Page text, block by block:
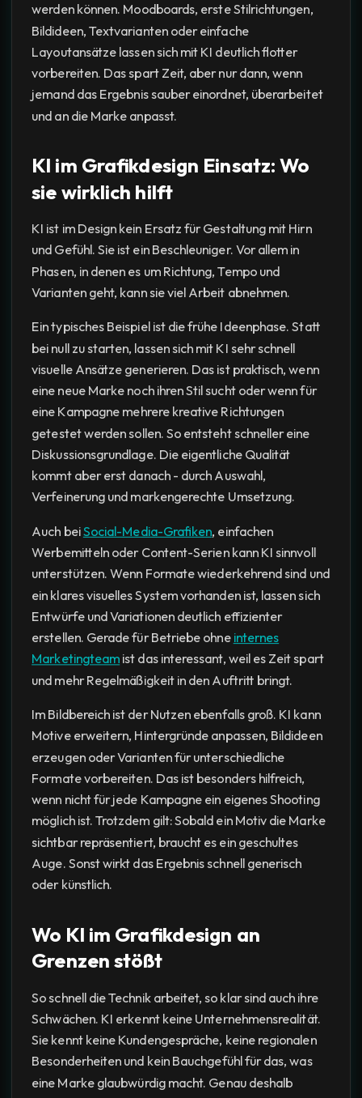
werden können. Moodboards, erste Stilrichtungen,
Bildideen, Textvarianten oder einfache
Layoutansätze lassen sich mit KI deutlich flotter
vorbereiten. Das spart Zeit, aber nur dann, wenn
jemand das Ergebnis sauber einordnet, überarbeitet
und an die Marke anpasst.
KI im Grafikdesign Einsatz: Wo
sie wirklich hilft
KI ist im Design kein Ersatz für Gestaltung mit Hirn
und Gefühl. Sie ist ein Beschleuniger. Vor allem in
Phasen, in denen es um Richtung, Tempo und
Varianten geht, kann sie viel Arbeit abnehmen.
Ein typisches Beispiel ist die frühe Ideenphase. Statt
bei null zu starten, lassen sich mit KI sehr schnell
visuelle Ansätze generieren. Das ist praktisch, wenn
eine neue Marke noch ihren Stil sucht oder wenn für
eine Kampagne mehrere kreative Richtungen
getestet werden sollen. So entsteht schneller eine
Diskussionsgrundlage. Die eigentliche Qualität
kommt aber erst danach - durch Auswahl,
Verfeinerung und markengerechte Umsetzung.
Auch beiSocial-Media-Grafiken, einfachen
Werbemitteln oder Content-Serien kann KI sinnvoll
unterstützen. Wenn Formate wiederkehrend sind und
ein klares visuelles System vorhanden ist, lassen sich
Entwürfe und Variationen deutlich effizienter
erstellen. Gerade für Betriebe ohneinternes
Marketingteamist das interessant, weil es Zeit spart
und mehr Regelmäßigkeit in den Auftritt bringt.
Im Bildbereich ist der Nutzen ebenfalls groß. KI kann
Motive erweitern, Hintergründe anpassen, Bildideen
erzeugen oder Varianten für unterschiedliche
Formate vorbereiten. Das ist besonders hilfreich,
wenn nicht für jede Kampagne ein eigenes Shooting
möglich ist. Trotzdem gilt: Sobald ein Motiv die Marke
sichtbar repräsentiert, braucht es ein geschultes
Auge. Sonst wirkt das Ergebnis schnell generisch
oder künstlich.
Wo KI im Grafikdesign an
Grenzen stößt
So schnell die Technik arbeitet, so klar sind auch ihre
Schwächen. KI erkennt keine Unternehmensrealität.
Sie kennt keine Kundengespräche, keine regionalen
Besonderheiten und kein Bauchgefühl für das, was
eine Marke glaubwürdig macht. Genau deshalb